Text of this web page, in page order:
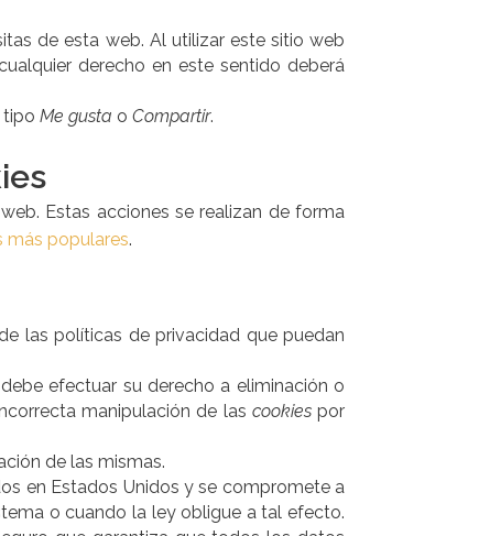
de esta web. Al utilizar este sitio web
derecho en este sentido deberá
tipo Me gusta o Compartir.
Estas acciones se realizan de forma
más populares.
las políticas de privacidad que puedan
efectuar su derecho a eliminación o
manipulación de las cookiespor
de las mismas.
en Estados Unidos y se compromete a
o cuando la ley obligue a tal efecto.